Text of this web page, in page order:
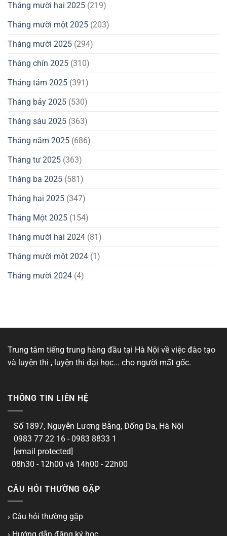
Tháng mười hai 2025 (219)
Tháng mười một 2025 (203)
Tháng mười 2025 (294)
Tháng chín 2025 (310)
Tháng tám 2025 (391)
Tháng bảy 2025 (530)
Tháng sáu 2025 (363)
Tháng năm 2025 (686)
Tháng tư 2025 (363)
Tháng ba 2025 (581)
Tháng hai 2025 (347)
Tháng Một 2025 (154)
Tháng mười hai 2024 (81)
Tháng mười một 2024 (1)
Tháng mười 2024 (4)
Trung tâm tiếng trung hàng đầu tại Hà Nội về việc đào tạo
và luyện thi , luyện thi đại học... cho người mất gốc.
THÔNG TIN LIÊN HỆ
Số 1897, Nguyễn Lương Bằng, Đống Đa, Hà Nội
0983 77 22 16 - 0983 8833 1
[email protected]
08h30 - 12h00 và 14h00 - 22h00
CÂU HỎI THƯỜNG GẶP
› Câu hỏi thường gặp